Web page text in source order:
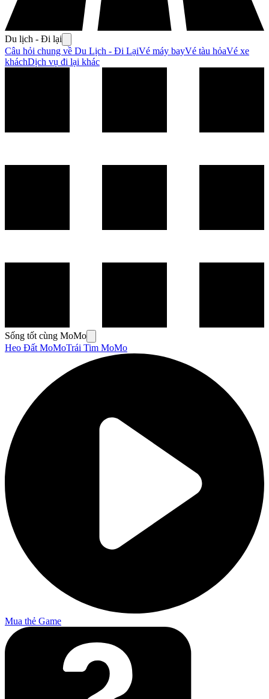
Du lịch - Đi lại
Câu hỏi chung về Du Lịch - Đi LạiVé máy bayVé tàu hỏaVé xe
kháchDịch vụ đi lại khác
Sống tốt cùng MoMo
Heo Đất MoMoTrái Tim MoMo
Mua thẻ Game